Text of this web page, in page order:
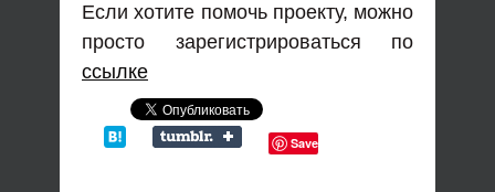
Если хотите помочь проекту, можно
просто зарегистрироваться по
ссылке
Save